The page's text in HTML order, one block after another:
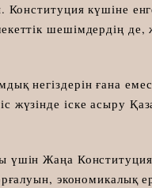
Конституция күшіне
шешімдердің де,
негіздерін ғана
жүзінде іске асыру
Жаңа
экономикалық